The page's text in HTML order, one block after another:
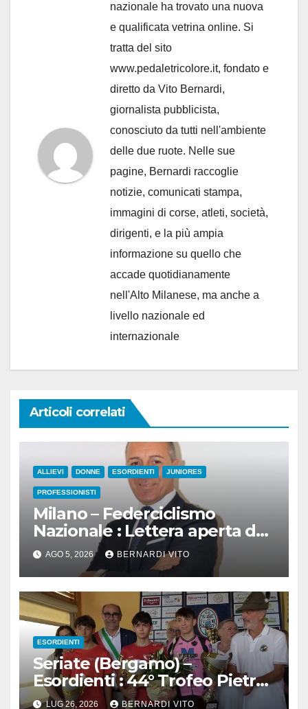
nazionale ha trovato una nuova
e qualificata vetrina online. Si
tratta del sito
www.pedaletricolore.it, fondato e
diretto da Vito Bernardi,
giornalista pubblicista,
conosciuto da tutti nell'ambiente
delle due ruote. Nelle sue
pagine, Bernardi raccoglie
notizie, comunicati stampa,
immagini di corse, atleti, società,
dirigenti, e la più ampia
informazione su quello che
accade quotidianamente
nell'Alto Milanese, ma anche a
livello nazionale ed
internazionale
Articoli correlati
ALLIEVI DONNE ESORDIENTI JUNIORES
PROFESSIONISTI
Milano – Federciclismo
Nazionale : Lettera aperta del
Presidente Cordiano Dagnoni
AGO 5, 2026 BERNARDI VITO
ESORDIENTI
Seriate (Bergamo) –
Esordienti : 44° Trofeo Pietro
Rossi a.m.-10° Trofeo Luigi
LUG 26, 2026 BERNARDI VITO